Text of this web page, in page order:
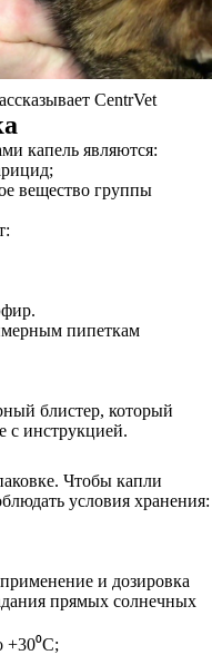
CentrVet
капель являются:
вещество группы
пипеткам
блистер, который
с инструкцией.
Чтобы капли
условия хранения:
и дозировка
прямых солнечных
+30⁰С;